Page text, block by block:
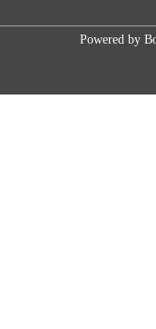
Powered by